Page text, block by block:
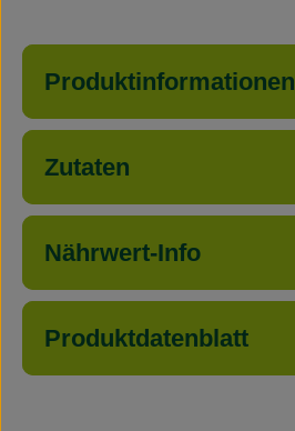
Produktinformationen
Zutaten
Nährwert-Info
Produktdatenblatt